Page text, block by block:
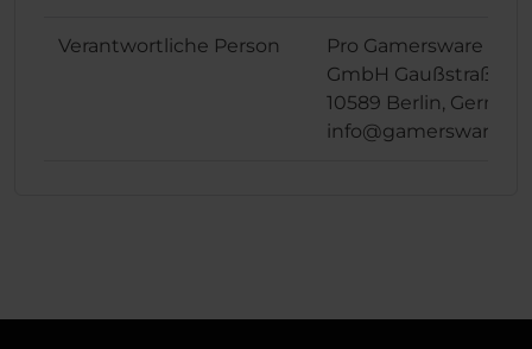
Verantwortliche Person
Pro Gamersware
GmbH Gaußstraße 1,
10589 Berlin,